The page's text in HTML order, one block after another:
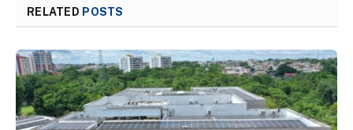
RELATED POSTS